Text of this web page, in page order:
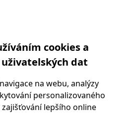
cookies a
dat
na webu, analýzy
personalizovaného
lepšího online